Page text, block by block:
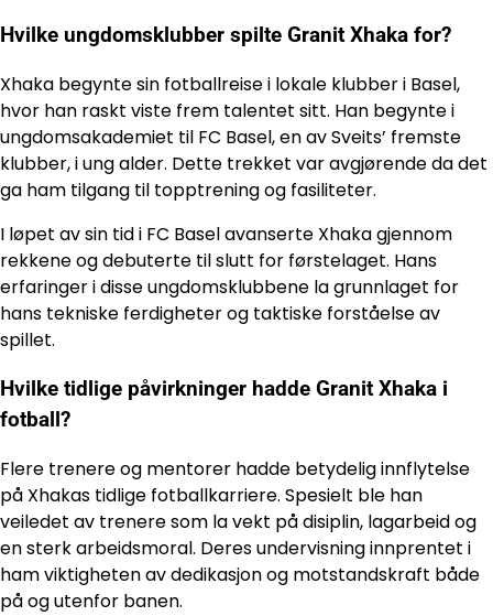
Hvilke ungdomsklubber spilte Granit Xhaka for?
Xhaka begynte sin fotballreise i lokale klubber i Basel,
hvor han raskt viste frem talentet sitt. Han begynte i
ungdomsakademiet til FC Basel, en av Sveits’ fremste
klubber, i ung alder. Dette trekket var avgjørende da det
ga ham tilgang til topptrening og fasiliteter.
I løpet av sin tid i FC Basel avanserte Xhaka gjennom
rekkene og debuterte til slutt for førstelaget. Hans
erfaringer i disse ungdomsklubbene la grunnlaget for
hans tekniske ferdigheter og taktiske forståelse av
spillet.
Hvilke tidlige påvirkninger hadde Granit Xhaka i
fotball?
Flere trenere og mentorer hadde betydelig innflytelse
på Xhakas tidlige fotballkarriere. Spesielt ble han
veiledet av trenere som la vekt på disiplin, lagarbeid og
en sterk arbeidsmoral. Deres undervisning innprentet i
ham viktigheten av dedikasjon og motstandskraft både
på og utenfor banen.